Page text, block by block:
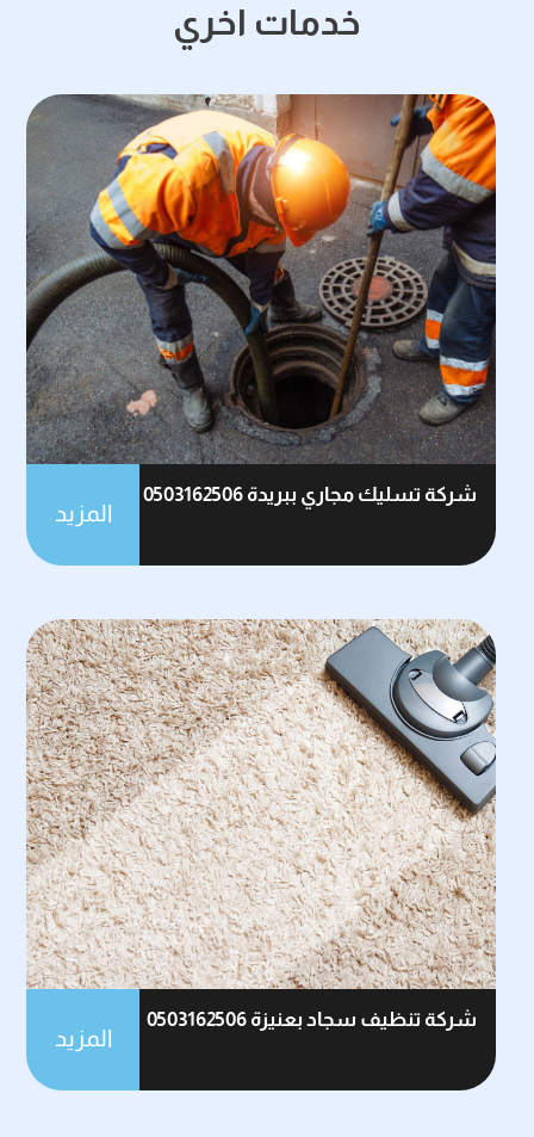
خدمات اخري
شركة تسليك مجاري ببريدة 0503162506
المزيد
شركة تنظيف سجاد بعنيزة 0503162506
المزيد